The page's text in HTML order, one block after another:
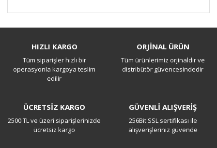
Yorum Yaz
HIZLI KARGO
Tüm siparişler hızlı bir
operasyonla kargoya teslim
edilir
ORJİNAL ÜRÜN
Tüm ürünlerimiz orjinaldir ve
distribütör güvencesindedir
ÜCRETSİZ KARGO
2500 TL ve üzeri siparişlerinizde
ücretsiz kargo
GÜVENLİ ALIŞVERİŞ
256Bit SSL sertifikası ile
alışverişleriniz güvende